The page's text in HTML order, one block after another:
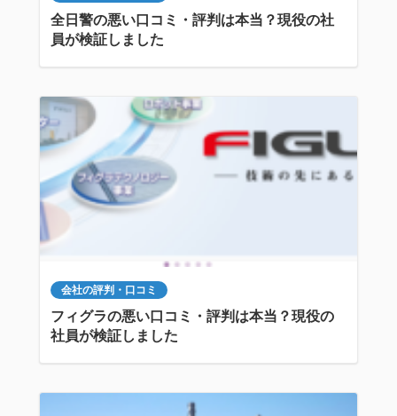
全日警の悪い口コミ・評判は本当？現役の社
員が検証しました
会社の評判・口コミ
フィグラの悪い口コミ・評判は本当？現役の
社員が検証しました